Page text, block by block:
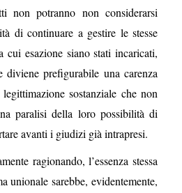
potranno non considerarsi
di continuare a gestire le stesse
cui esazione siano stati incaricati,
diviene prefigurabile una carenza
sostanziale che non
paralisi della loro possibilità di
avanti i giudizi già intrapresi.
ragionando, l’essenza stessa
unionale sarebbe, evidentemente,